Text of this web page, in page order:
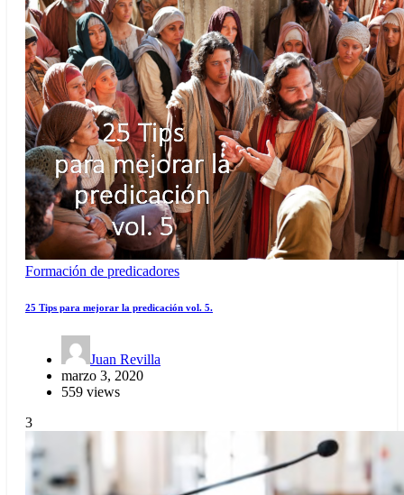
Formación de predicadores
25 Tips para mejorar la predicación vol. 5.
Juan Revilla
marzo 3, 2020
559 views
3